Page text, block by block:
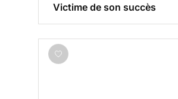
Victime de son succès